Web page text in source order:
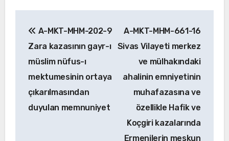
gezinmesi
A-MKT-MHM-202-9
Zara kazasının gayr-ı
müslim nüfus-ı
mektumesinin ortaya
çıkarılmasından
duyulan memnuniyet
A-MKT-MHM-661-16
Sivas Vilayeti merkez
ve mülhakındaki
ahalinin emniyetinin
muhafazasına ve
özellikle Hafik ve
Koçgiri kazalarında
Ermenilerin meskun